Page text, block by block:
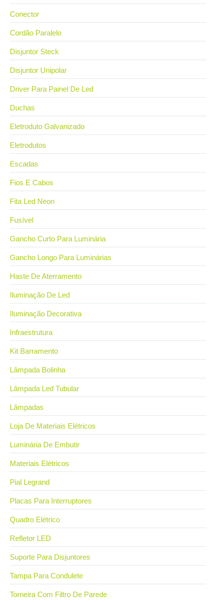
Conector
Cordão Paralelo
Disjuntor Steck
Disjuntor Unipolar
Driver Para Painel De Led
Duchas
Eletroduto Galvanizado
Eletrodutos
Escadas
Fios E Cabos
Fita Led Neon
Fusível
Gancho Curto Para Luminária
Gancho Longo Para Luminárias
Haste De Aterramento
Iluminação De Led
Iluminação Decorativa
Infraestrutura
Kit Barramento
Lâmpada Bolinha
Lâmpada Led Tubular
Lâmpadas
Loja De Materiais Elétricos
Luminária De Embutir
Materiais Elétricos
Pial Legrand
Placas Para Interruptores
Quadro Elétrico
Refletor LED
Suporte Para Disjuntores
Tampa Para Condulete
Torneira Com Filtro De Parede